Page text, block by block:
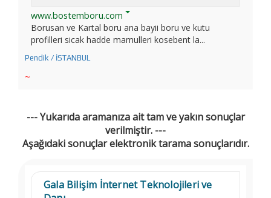
www.bostemboru.com
Borusan ve Kartal boru ana bayii boru ve kutu
profilleri sicak hadde mamulleri kosebent la...
Pendik / İSTANBUL
~
--- Yukarıda aramanıza ait tam ve yakın sonuçlar
verilmiştir. ---
Aşağıdaki sonuçlar elektronik tarama sonuçlarıdır.
Gala Bilişim İnternet Teknolojileri ve